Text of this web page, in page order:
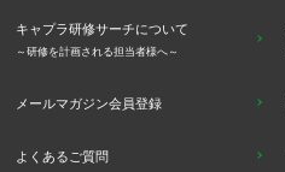
キャプラ研修サーチについて
～研修を計画される担当者様へ～
メールマガジン会員登録
よくあるご質問